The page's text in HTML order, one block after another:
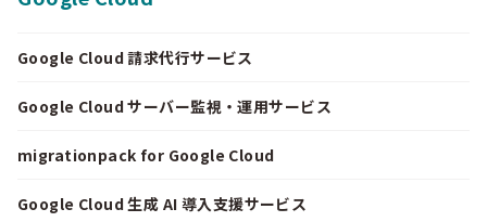
Google Cloud 請求代行サービス
Google Cloud サーバー監視・運用サービス
migrationpack for Google Cloud
Google Cloud 生成 AI 導入支援サービス